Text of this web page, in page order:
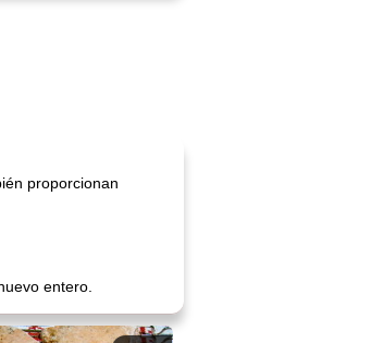
proporcionan
entero.